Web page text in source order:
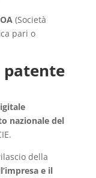
(Società
pari o
patente
nazionale del
della
e il